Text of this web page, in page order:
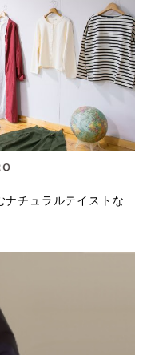
ナチュラルテイストな